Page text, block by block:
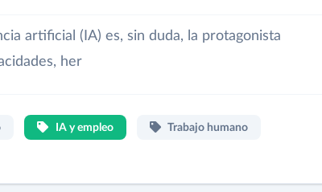
artificial (IA) es, sin duda, la protagonista
her
IA y empleo Trabajo humano